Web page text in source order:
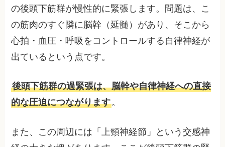
の後頭下筋群が慢性的に緊張します。問題は、こ
の筋肉のすぐ隣に脳幹（延髄）があり、そこから
心拍・血圧・呼吸をコントロールする自律神経が
出ているという点です。
後頭下筋群の過緊張は、脳幹や自律神経への直接
的な圧迫につながります。
また、この周辺には「上頸神経節」という交感神